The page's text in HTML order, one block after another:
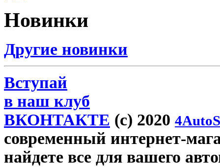
Новинки
Другие новинки
Вступай
в наш клуб
ВКОНТАКТЕ (c) 2020
современный интернет-
найдете все для вашего